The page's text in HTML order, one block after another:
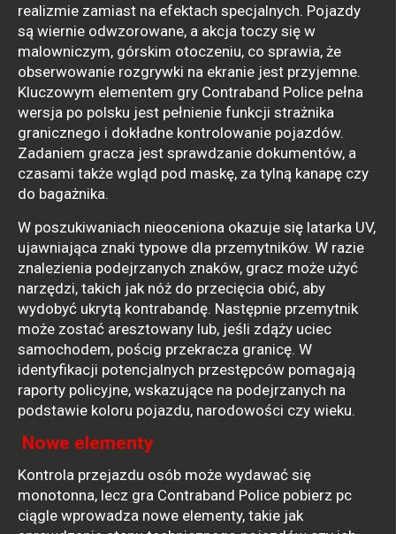
realizmie zamiast na efektach specjalnych. Pojazdy
są wiernie odwzorowane, a akcja toczy się w
malowniczym, górskim otoczeniu, co sprawia, że
obserwowanie rozgrywki na ekranie jest przyjemne.
Kluczowym elementem gry Contraband Police pełna
wersja po polsku jest pełnienie funkcji strażnika
granicznego i dokładne kontrolowanie pojazdów.
Zadaniem gracza jest sprawdzanie dokumentów, a
czasami także wgląd pod maskę, za tylną kanapę czy
do bagażnika.
W poszukiwaniach nieoceniona okazuje się latarka UV,
ujawniająca znaki typowe dla przemytników. W razie
znalezienia podejrzanych znaków, gracz może użyć
narzędzi, takich jak nóż do przecięcia obić, aby
wydobyć ukrytą kontrabandę. Następnie przemytnik
może zostać aresztowany lub, jeśli zdąży uciec
samochodem, pościg przekracza granicę. W
identyfikacji potencjalnych przestępców pomagają
raporty policyjne, wskazujące na podejrzanych na
podstawie koloru pojazdu, narodowości czy wieku.
Nowe elementy
Kontrola przejazdu osób może wydawać się
monotonna, lecz gra Contraband Police pobierz pc
ciągle wprowadza nowe elementy, takie jak